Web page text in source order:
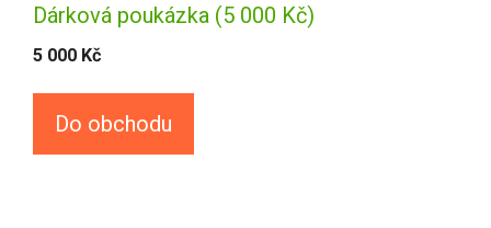
Dárková poukázka (5 000 Kč)
5 000 Kč
Do obchodu